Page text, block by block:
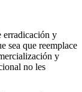
erradicación y
sea que reemplace
y
no les